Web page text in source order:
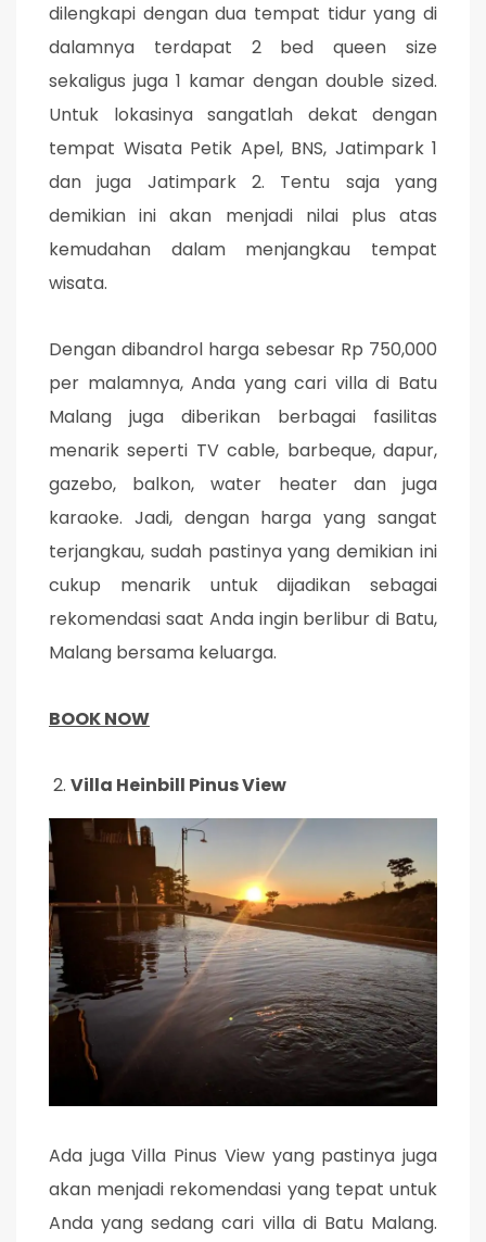
dilengkapi dengan dua tempat tidur yang di
dalamnya terdapat 2 bed queen size
sekaligus juga 1 kamar dengan double sized.
Untuk lokasinya sangatlah dekat dengan
tempat Wisata Petik Apel, BNS, Jatimpark 1
dan juga Jatimpark 2. Tentu saja yang
demikian ini akan menjadi nilai plus atas
kemudahan dalam menjangkau tempat
wisata.
Dengan dibandrol harga sebesar Rp 750,000
per malamnya, Anda yang cari villa di Batu
Malang juga diberikan berbagai fasilitas
menarik seperti TV cable, barbeque, dapur,
gazebo, balkon, water heater dan juga
karaoke. Jadi, dengan harga yang sangat
terjangkau, sudah pastinya yang demikian ini
cukup menarik untuk dijadikan sebagai
rekomendasi saat Anda ingin berlibur di Batu,
Malang bersama keluarga.
BOOK NOW
Villa Heinbill Pinus View
Ada juga Villa Pinus View yang pastinya juga
akan menjadi rekomendasi yang tepat untuk
Anda yang sedang cari villa di Batu Malang.